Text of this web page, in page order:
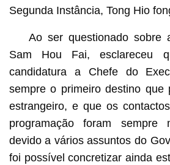
Segunda Instância, Tong Hio
Ao ser questionado sobre
Sam Hou Fai, esclareceu
candidatura a Chefe do
sempre o primeiro destino que
estrangeiro, e que os
programação foram sempre
devido a vários assuntos do
foi possível concretizar ainda